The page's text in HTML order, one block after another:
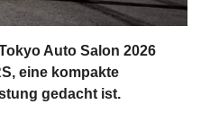
Auto Salon 2026
eine kompakte
gedacht ist.